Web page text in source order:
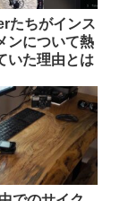
たちがインス
ンについて熱
いた理由とは